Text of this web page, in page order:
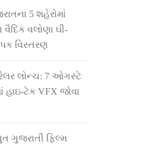
5 શહેરોમાં
વૈદિક વલોણા ઘી-
વિસ્તરણ
લોન્ચ: 7 ઓગસ્ટે
ટેક VFX જોવા
ગુજરાતી ફિલ્મ